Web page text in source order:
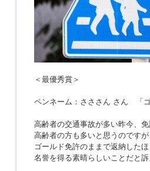
＜最優秀賞＞
ペンネーム：さささん さん 「
高齢者の交通事故が多い昨今、
高齢者の方も多いと思うのです
ゴールド免許のままで返納した
名誉を得る素晴らしいことだと訴